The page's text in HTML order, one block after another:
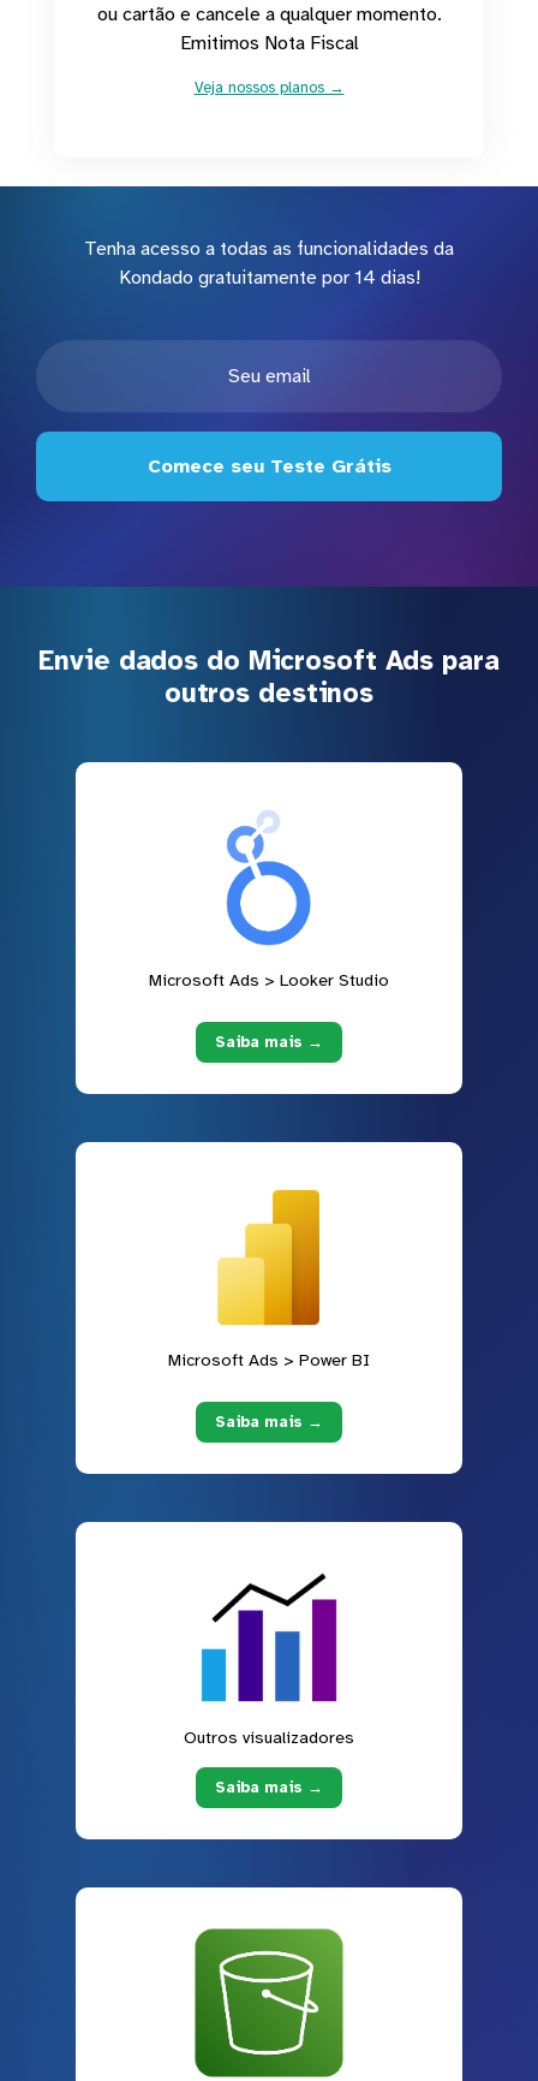
ou cartão e cancele a qualquer momento.
Emitimos Nota Fiscal
Veja nossos planos →
Tenha acesso a todas as funcionalidades da
Kondado gratuitamente por 14 dias!
Comece seu Teste Grátis
Envie dados do Microsoft Ads para
outros destinos
Microsoft Ads > Looker Studio
Saiba mais →
Microsoft Ads > Power BI
Saiba mais →
Outros visualizadores
Saiba mais →